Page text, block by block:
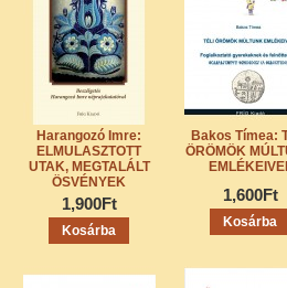
Harangozó Imre:
ELMULASZTOTT
UTAK, MEGTALÁLT
ÖSVÉNYEK
1,900Ft
Bakos Tímea:
ÖRÖMÖK
1,600Ft